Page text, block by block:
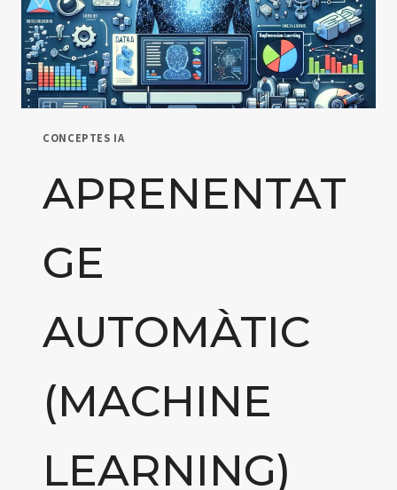
CONCEPTES IA
APRENENTAT
GE
AUTOMÀTIC
(MACHINE
LEARNING)